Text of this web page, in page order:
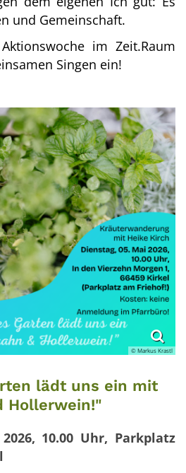
und Gemeinschaft.
im Zeit.Raum
Singen ein!
© Markus Krastl
lädt uns ein mit
Hollerwein!"
10.00 Uhr, Parkplatz